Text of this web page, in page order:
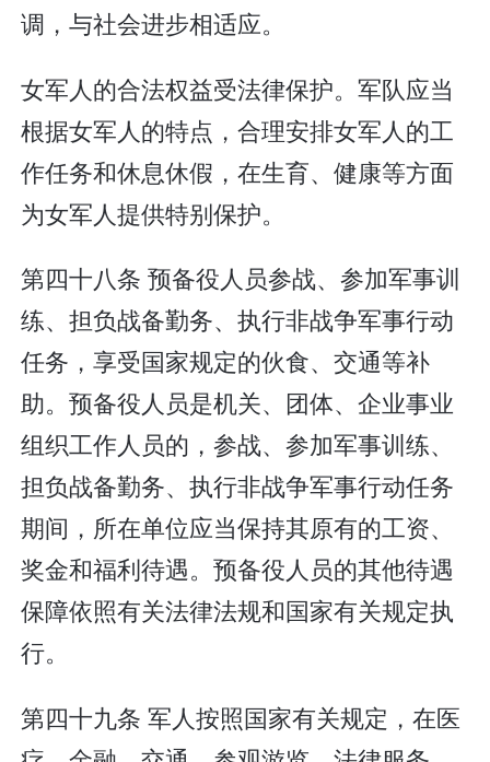
调，与社会进步相适应。
女军人的合法权益受法律保护。军队应当
根据女军人的特点，合理安排女军人的工
作任务和休息休假，在生育、健康等方面
为女军人提供特别保护。
第四十八条 预备役人员参战、参加军事训
练、担负战备勤务、执行非战争军事行动
任务，享受国家规定的伙食、交通等补
助。预备役人员是机关、团体、企业事业
组织工作人员的，参战、参加军事训练、
担负战备勤务、执行非战争军事行动任务
期间，所在单位应当保持其原有的工资、
奖金和福利待遇。预备役人员的其他待遇
保障依照有关法律法规和国家有关规定执
行。
第四十九条 军人按照国家有关规定，在医